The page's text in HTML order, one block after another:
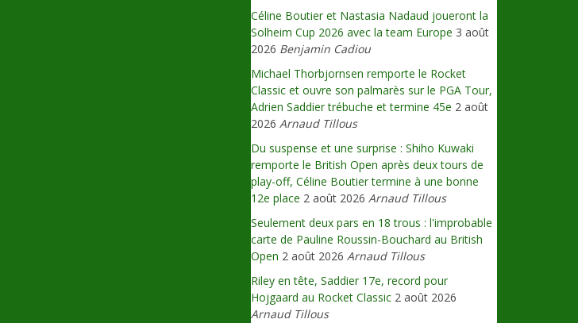
Céline Boutier et Nastasia Nadaud joueront la
Solheim Cup 2026 avec la team Europe 3 août
2026 Benjamin Cadiou
Michael Thorbjornsen remporte le Rocket
Classic et ouvre son palmarès sur le PGA Tour,
Adrien Saddier trébuche et termine 45e 2 août
2026 Arnaud Tillous
Du suspense et une surprise : Shiho Kuwaki
remporte le British Open après deux tours de
play-off, Céline Boutier termine à une bonne
12e place 2 août 2026 Arnaud Tillous
Seulement deux pars en 18 trous : l'improbable
carte de Pauline Roussin-Bouchard au British
Open 2 août 2026 Arnaud Tillous
Riley en tête, Saddier 17e, record pour
Hojgaard au Rocket Classic 2 août 2026
Arnaud Tillous